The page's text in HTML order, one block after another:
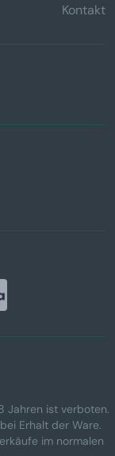
Kontakt
Jahren ist verboten.
Erhalt der Ware.
im normalen